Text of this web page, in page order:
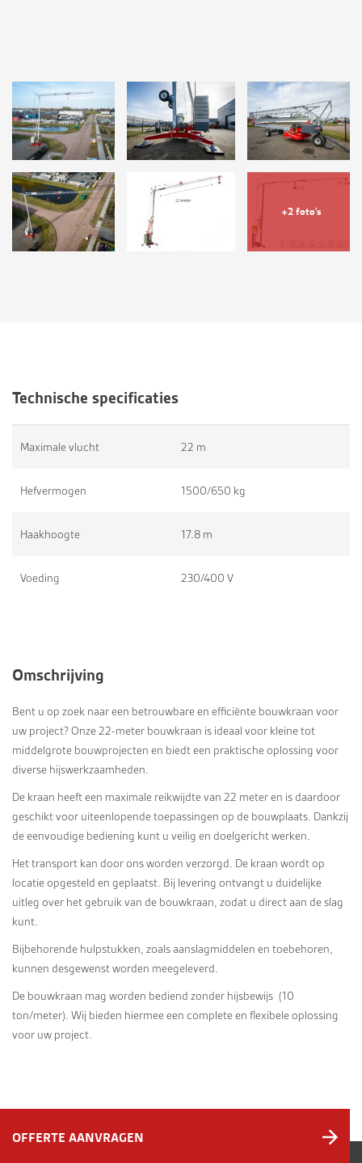
+2 foto's
Technische specificaties
Maximale vlucht 22 m
Hefvermogen 1500/650 kg
Haakhoogte 17.8 m
Voeding 230/400 V
Omschrijving
Bent u op zoek naar een betrouwbare en efficiënte bouwkraan voor
uw project? Onze 22-meter bouwkraan is ideaal voor kleine tot
middelgrote bouwprojecten en biedt een praktische oplossing voor
diverse hijswerkzaamheden.
De kraan heeft een maximale reikwijdte van 22 meter en is daardoor
geschikt voor uiteenlopende toepassingen op de bouwplaats. Dankzij
de eenvoudige bediening kunt u veilig en doelgericht werken.
Het transport kan door ons worden verzorgd. De kraan wordt op
locatie opgesteld en geplaatst. Bij levering ontvangt u duidelijke
uitleg over het gebruik van de bouwkraan, zodat u direct aan de slag
kunt.
Bijbehorende hulpstukken, zoals aanslagmiddelen en toebehoren,
kunnen desgewenst worden meegeleverd.
De bouwkraan mag worden bediend zonder hijsbewijs (10
ton/meter). Wij bieden hiermee een complete en flexibele oplossing
voor uw project.
OFFERTE AANVRAGEN